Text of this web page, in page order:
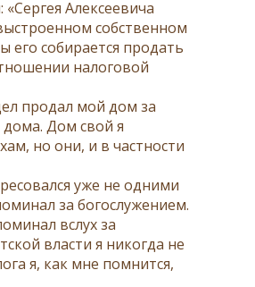
Алексеевича
собственном
его собирается продать
налоговой
продал мой дом за
Дом свой я
но они, и в частности
уже не одними
за богослужением.
вслух за
власти я никогда не
я, как мне помнится,